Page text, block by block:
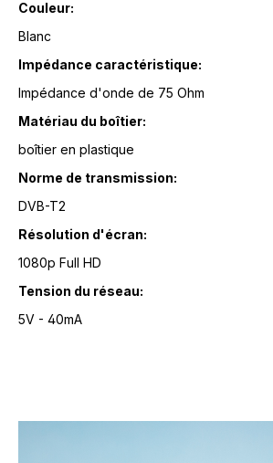
Couleur:
Blanc
Impédance caractéristique:
Impédance d'onde de 75 Ohm
Matériau du boîtier:
boîtier en plastique
Norme de transmission:
DVB-T2
Résolution d'écran:
1080p Full HD
Tension du réseau:
5V - 40mA